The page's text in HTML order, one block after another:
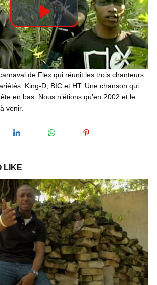
P
l
a
y
i
d
e
de Flex qui réunit les trois chanteurs
King-D, BIC et HT. Une chanson qui
en bas. Nous n’étions qu’en 2002 et le
venir.
LIKE